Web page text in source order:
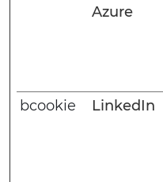
Azure
bcookie LinkedIn